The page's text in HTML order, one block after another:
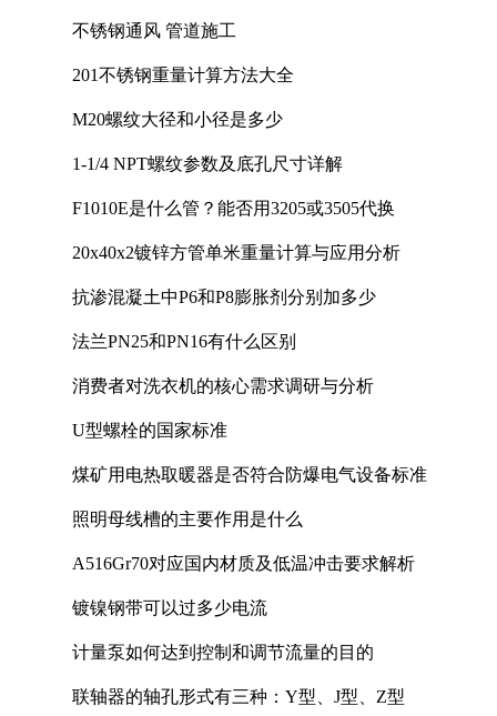
不锈钢通风 管道施工
201不锈钢重量计算方法大全
M20螺纹大径和小径是多少
1-1/4 NPT螺纹参数及底孔尺寸详解
F1010E是什么管？能否用3205或3505代换
20x40x2镀锌方管单米重量计算与应用分析
抗渗混凝土中P6和P8膨胀剂分别加多少
法兰PN25和PN16有什么区别
消费者对洗衣机的核心需求调研与分析
U型螺栓的国家标准
煤矿用电热取暖器是否符合防爆电气设备标准
照明母线槽的主要作用是什么
A516Gr70对应国内材质及低温冲击要求解析
镀镍钢带可以过多少电流
计量泵如何达到控制和调节流量的目的
联轴器的轴孔形式有三种：Y型、J型、Z型